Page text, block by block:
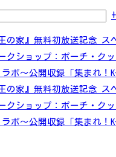
の家』無料初放送記念 ス
クショップ：ポーチ・ク
ボ～公開収録「集まれ！
の家』無料初放送記念 ス
クショップ：ポーチ・ク
ボ～公開収録「集まれ！